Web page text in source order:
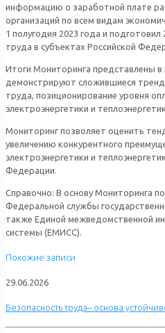
информацию о заработной плате
организаций по всем видам
1 полугодия 2023 года и
труда в субъектах Российской
Итоги Мониторинга представлены в
демонстрируют сложившиеся
труда, позиционирование уровня
электроэнергетики и
Мониторинг позволяет оценить
увеличению конкурентного
электроэнергетики и
Федерации.
Справочно: В основу Мониторинга
Федеральной службы
также Единой межведомственной
системы (ЕМИСС).
Похожие записи
29.06.2026
Безопасность труда– основа